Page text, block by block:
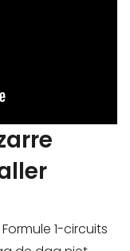
1-circuits